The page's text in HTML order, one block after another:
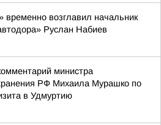
временно возглавил начальник
Руслан Набиев
министра
РФ Михаила Мурашко по
в Удмуртию